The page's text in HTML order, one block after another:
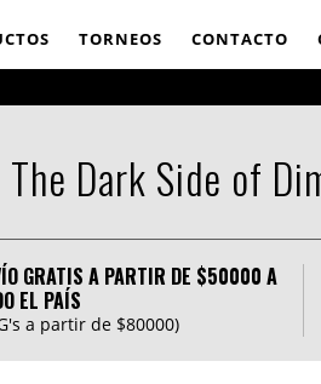
TORNEOS CONTACTO
The Dark Side of
GRATIS A PARTIR DE $50000 A
EL PAÍS
a partir de $80000)